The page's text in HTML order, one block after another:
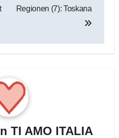
Regionen (7): Toskana
TI AMO ITALIA